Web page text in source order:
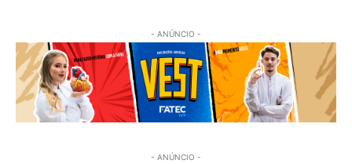
- ANÚNCIO -
- ANÚNCIO -